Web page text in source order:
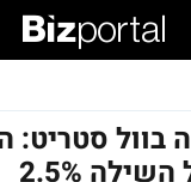
בוול סטריט: